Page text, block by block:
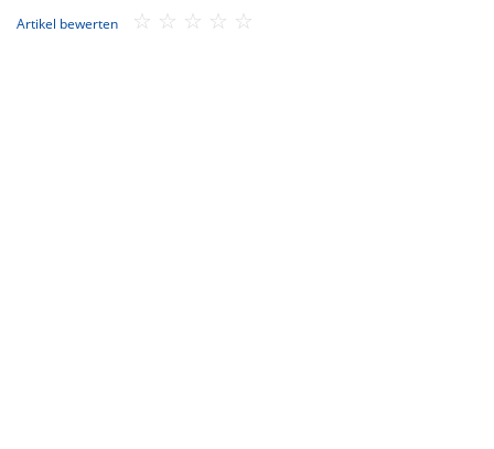
Artikel bewerten